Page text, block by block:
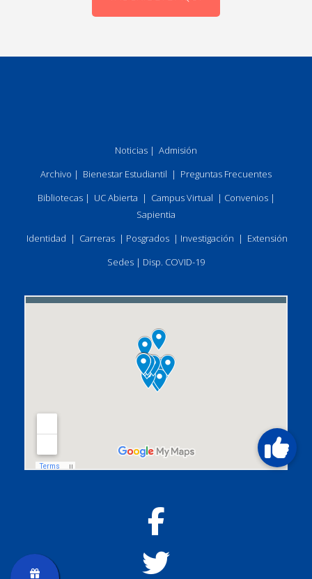
Noticias | Admisión
Archivo | Bienestar Estudiantil | Preguntas Frecuentes
Bibliotecas| UC Abierta | Campus Virtual | Convenios|
Sapientia
Identidad | Carreras | Posgrados | Investigación | Extensión
Sedes | Disp. COVID-19